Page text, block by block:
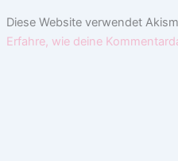
Diese Website verwendet
Erfahre, wie deine